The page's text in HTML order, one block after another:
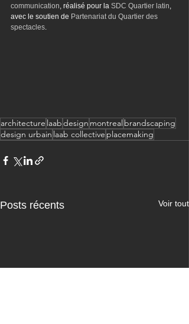
communication, réalisé pour la SDC Quartier latin,
avec le soutien de Partenariat du Quartier des
spectacles.
architecture laabdesign montreal brandscaping
design urbain laab collective placemaking
Posts récents Voir tout